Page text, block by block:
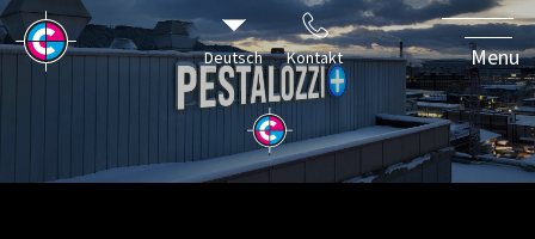
Deutsch Kontakt Menu
für ein